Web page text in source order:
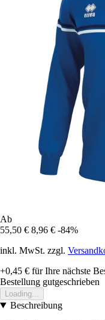
Ab
55,50 € 8,96 € -84%
inkl. MwSt. zzgl.
+0,45 € für Ihre nächste
Bestellung gutgeschrieben
Loading...
Beschreibung